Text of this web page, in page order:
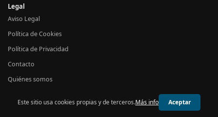
Legal
Aviso Legal
Política de Cookies
Política de Privacidad
Contacto
Quiénes somos
© 2026 24h Asturias
Este sitio usa cookies propias y de terceros.Más info Aceptar